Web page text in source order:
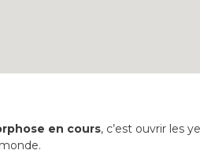
en cours, c’est ouvrir les